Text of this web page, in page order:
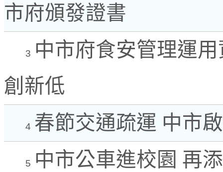
市府頒發證書
3 中市府食安管理運
創新低
4 春節交通疏運 中市
5 中市公車進校園 再